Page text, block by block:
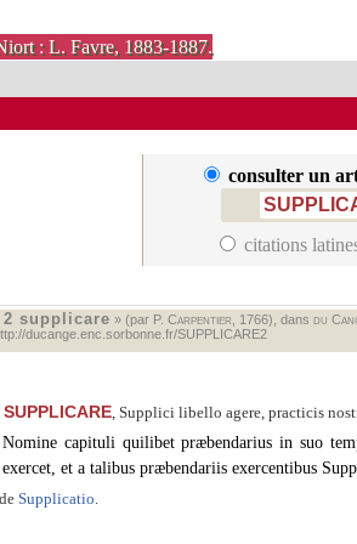
: L. Favre, 1883-1887.
consulter un
citations
2 supplicare » (par P. Carpentier , 1766), dans du
ducange.enc.sorbonne.fr/SUPPLICARE2
, Supplici libello agere, practicis
Nomine capituli quilibet præbendarius in suo
exercet, et a talibus præbendariis exercentibus
Supplicatio.